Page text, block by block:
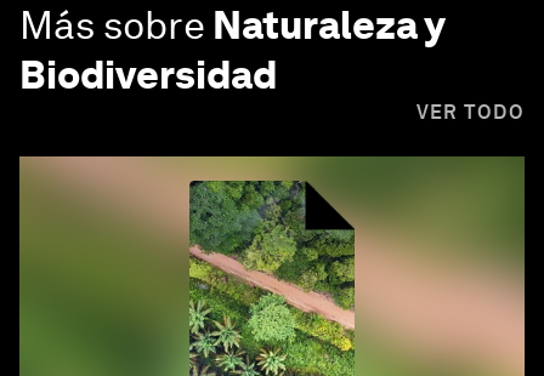
Más sobre Naturaleza y
Biodiversidad
VER TODO